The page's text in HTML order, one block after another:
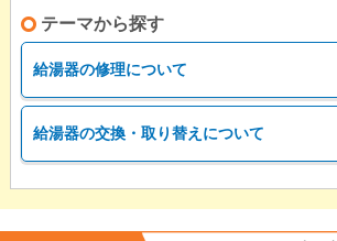
テーマから探す
給湯器の修理について
給湯器の交換・取り替えについて